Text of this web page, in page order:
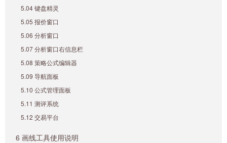
5.04 键盘精灵
5.05 报价窗口
5.06 分析窗口
5.07 分析窗口右信息栏
5.08 策略公式编辑器
5.09 导航面板
5.10 公式管理面板
5.11 测评系统
5.12 交易平台
6 画线工具使用说明